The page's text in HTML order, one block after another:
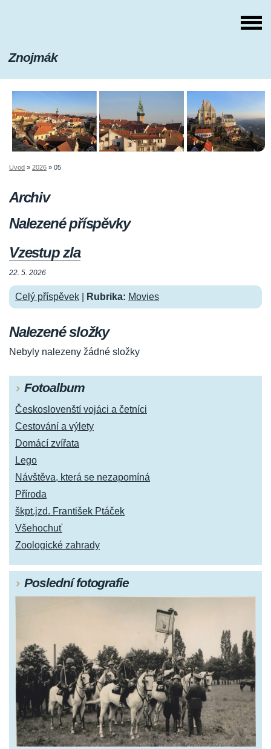
Znojmák
Úvod » 2026 » 05
Archiv
Nalezené příspěvky
Vzestup zla
22. 5. 2026
Celý příspěvek Rubrika: Movies
Nalezené složky
Nebyly nalezeny žádné složky
Fotoalbum
Českoslovenští vojáci a četníci
Cestování a výlety
Domácí zvířata
Lego
Návštěva, která se nezapomíná
Příroda
škpt.jzd. František Ptáček
Všehochuť
Zoologické zahrady
Poslední fotografie